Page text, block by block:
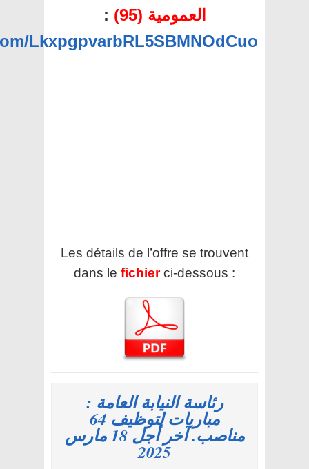
العمومية (95)
:
LkxpgpvarbRL5SBMNOdCuo
Les détails de l’offre se trouvent
dans le fichier ci-dessous :
رئاسة النيابة العامة :
مباريات لتوظيف 64
مناصب. آخر أجل 18 مارس
2025